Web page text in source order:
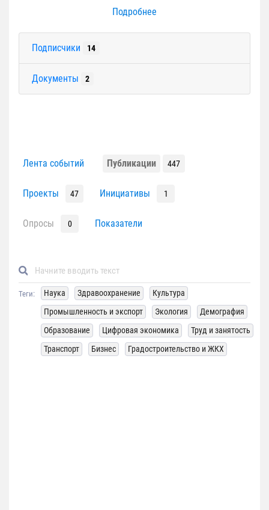
Подробнее
Подписчики 14
Документы 2
Лента событий Публикации 447
Проекты 47 Инициативы 1
Опросы 0 Показатели
Теги: Наука Здравоохранение
Культура
Промышленность и экспорт
Экология
Демография
Образование
Цифровая экономика
Труд и занятость
Транспорт
Бизнес Градостроительство и ЖКХ